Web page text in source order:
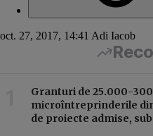
oct. 27, 2017, 14:41 Adi Iacob
Granturi de 25.000-
microîntreprinderile
de proiecte admise,